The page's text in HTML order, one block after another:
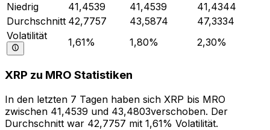
Niedrig
41,4539 41,4539
41,4344
Durchschnitt 42,7757 43,5874
47,3334
Volatilität
1,61% 1,80% 2,30%
XRP zu MRO Statistiken
In den letzten 7 Tagen haben sich XRP bis MRO
zwischen 41,4539 und 43,4803verschoben. Der
Durchschnitt war 42,7757 mit 1,61% Volatilität.